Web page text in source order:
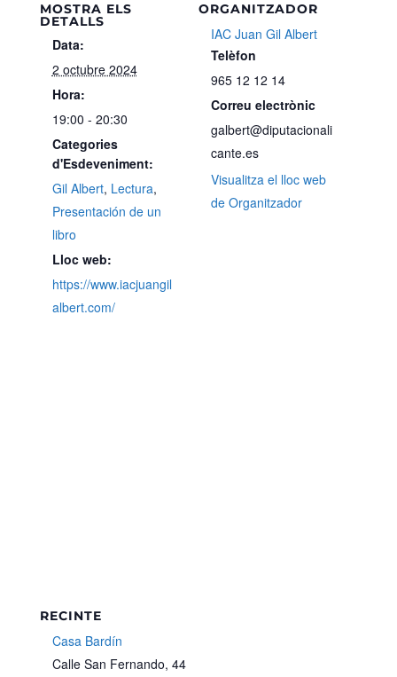
MOSTRA ELS
DETALLS
Data:
2 octubre 2024
Hora:
19:00 - 20:30
Categories
d'Esdeveniment:
Gil Albert, Lectura,
Presentación de un
libro
Lloc web:
https://www.iacjuangil
albert.com/
ORGANITZADOR
IAC Juan Gil Albert
Telèfon
965 12 12 14
Correu electrònic
galbert@diputacionali
cante.es
Visualitza el lloc web
de Organitzador
RECINTE
Casa Bardín
Calle San Fernando, 44